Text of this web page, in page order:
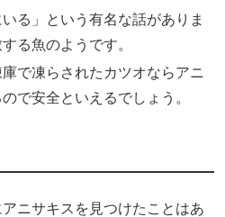
いる」という有名な話がありま
る魚のようです。
で凍らされたカツオならアニ
で安全といえるでしょう。
ニサキスを見つけたことはあ